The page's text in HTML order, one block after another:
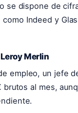
se dispone de
Indeed y
Merlin
empleo, un jefe
al mes,